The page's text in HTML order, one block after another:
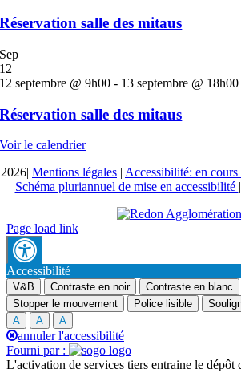
Réservation salle des mitaus
Sep
12
12 septembre @ 9h00 - 13 septembre @ 18h00
Réservation salle des mitaus
Voir le calendrier
2026| Mentions légales Accessibilité: en
Schéma pluriannuel de mise en accessibilité
Page load link
Accessibilité
V&B Contraste en noir
Contraste en blanc
Stopper le mouvement
Police lisible
A
A A
annuler l'accessibilité
Fourni par :
L'activation de services tiers entraine le dépôt